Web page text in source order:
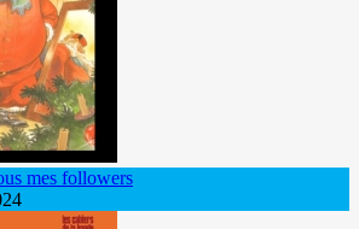
mes followers